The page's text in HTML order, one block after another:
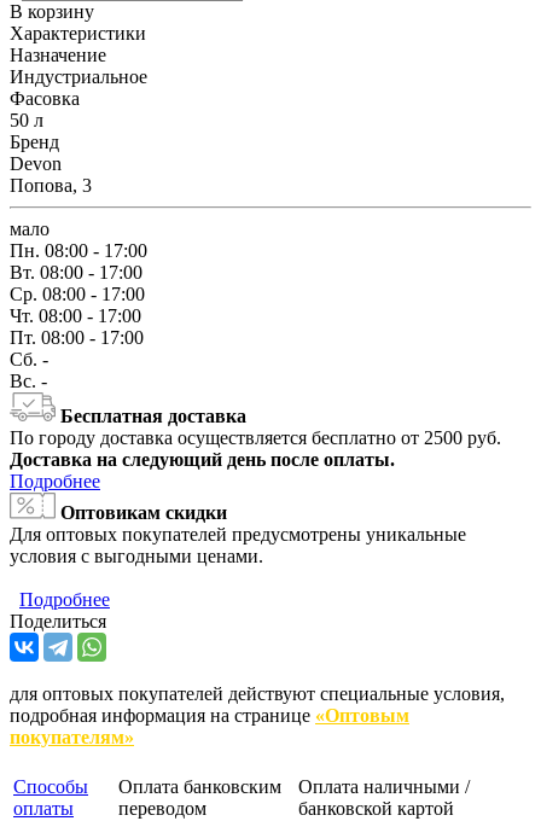
В корзину
Характеристики
Назначение
Индустриальное
Фасовка
50 л
Бренд
Devon
Попова, 3
мало
Пн. 08:00 - 17:00
Вт. 08:00 - 17:00
Ср. 08:00 - 17:00
Чт. 08:00 - 17:00
Пт. 08:00 - 17:00
Сб. -
Вс. -
Бесплатная доставка
По городу доставка осуществляется бесплатно от 2500 руб.
Доставка на следующий день после оплаты.
Подробнее
Оптовикам скидки
Для оптовых покупателей предусмотрены уникальные
условия с выгодными ценами.
Подробнее
Поделиться
для оптовых покупателей действуют специальные условия,
подробная информация на странице «Оптовым
покупателям»
Способы
оплаты
Оплата банковским
переводом
Оплата наличными /
банковской картой